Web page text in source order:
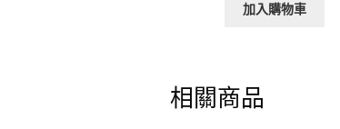
加入購物車
相關商品